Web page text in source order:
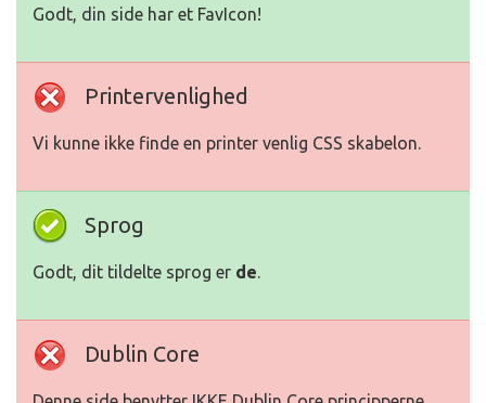
Godt, din side har et FavIcon!
Printervenlighed
Vi kunne ikke finde en printer venlig CSS skabelon.
Sprog
Godt, dit tildelte sprog er de.
Dublin Core